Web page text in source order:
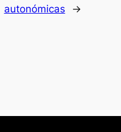
autonómicas
→